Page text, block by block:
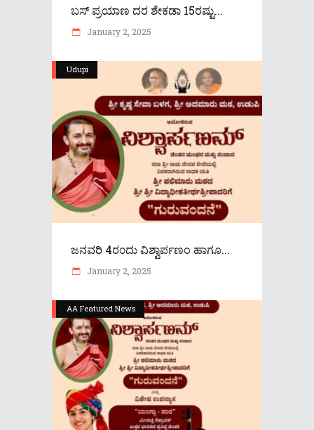
ಬಸ್‌ ಪ್ರಯಾಣ ದರ ಶೇಕಡಾ 15ರಷ್ಟು...
January 2, 2025
Udupi
ಜನವರಿ 4ರ೦ದು ವಿಶ್ವಾರ್ಪಣಂ ಹಾಗೂ...
January 2, 2025
AA Featured News